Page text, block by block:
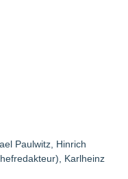
Paulwitz, Hinrich
Karlheinz